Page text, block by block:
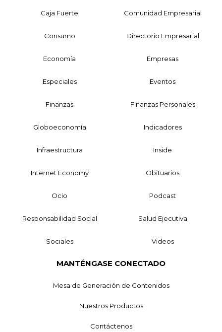
Caja Fuerte Comunidad Empresarial
Consumo Directorio Empresarial
Economía Empresas
Especiales Eventos
Finanzas Finanzas Personales
Globoeconomía Indicadores
Infraestructura Inside
Internet Economy Obituarios
Ocio Podcast
Responsabilidad Social Salud Ejecutiva
Sociales Videos
MANTÉNGASE CONECTADO
Mesa de Generación de Contenidos
Nuestros Productos
Contáctenos